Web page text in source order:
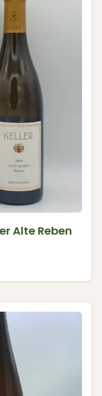
Alte Reben